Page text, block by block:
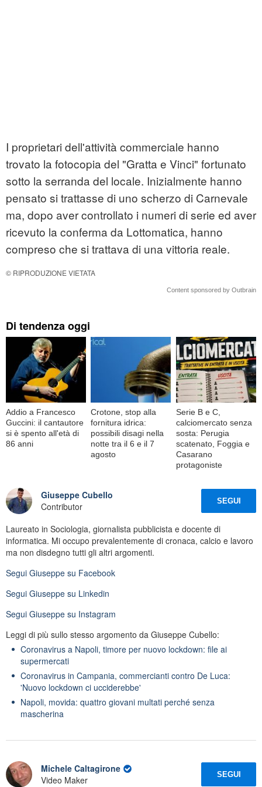
I proprietari dell'attività commerciale hanno
trovato la fotocopia del "Gratta e Vinci" fortunato
sotto la serranda del locale. Inizialmente hanno
pensato si trattasse di uno scherzo di Carnevale
ma, dopo aver controllato i numeri di serie ed aver
ricevuto la conferma da Lottomatica, hanno
compreso che si trattava di una vittoria reale.
© RIPRODUZIONE VIETATA
Content sponsored by Outbrain
Di tendenza oggi
Addio a Francesco
Guccini: il cantautore
si è spento all'età di
86 anni
Crotone, stop alla
fornitura idrica:
possibili disagi nella
notte tra il 6 e il 7
agosto
Serie B e C,
calciomercato senza
sosta: Perugia
scatenato, Foggia e
Casarano
protagoniste
Giuseppe Cubello
Contributor
SEGUI
Laureato in Sociologia, giornalista pubblicista e docente di
informatica. Mi occupo prevalentemente di cronaca, calcio e lavoro
ma non disdegno tutti gli altri argomenti.
Segui Giuseppe su Facebook
Segui Giuseppe su Linkedin
Segui Giuseppe su Instagram
Leggi di più sullo stesso argomento da Giuseppe Cubello:
Coronavirus a Napoli, timore per nuovo lockdown: file ai
supermercati
Coronavirus in Campania, commercianti contro De Luca:
'Nuovo lockdown ci ucciderebbe'
Napoli, movida: quattro giovani multati perché senza
mascherina
Michele Caltagirone
Video Maker
SEGUI